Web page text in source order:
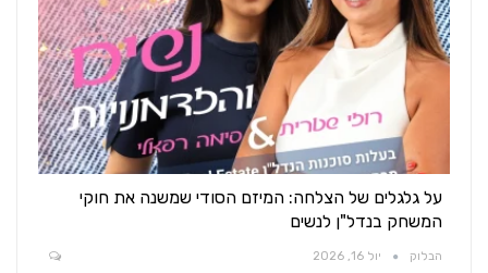
על גלגלים של הצלחה: המיזם הסודי שמשנה את חוקי
המשחק בנדל"ן לנשים
הבלוק יול 16, 2026